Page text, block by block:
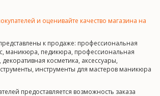
к продаже: профессиональная
маникюра, педикюра, профессиональная
косметика, аксессуары,
инструменты для мастеров маникюра
предоставляется возможность заказа